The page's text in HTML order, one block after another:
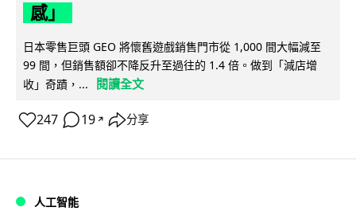
感」
日本零售巨頭 GEO 將懷舊遊戲銷售門市從 1,000 間大幅減至
99 間，但銷售額卻不降反升至過往的 1.4 倍。做到「減店增
收」奇蹟，...
閱讀全文
247 19 ↗ 分享
人工智能